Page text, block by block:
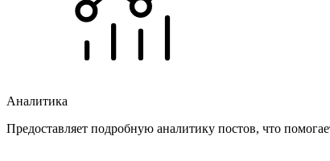
Аналитика
Предоставляет подробную аналитику постов, что